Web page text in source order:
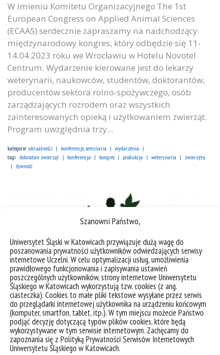
Szanowni Państwo,
Uniwersytet Śląski w Katowicach przywiązuje dużą wagę do
poszanowania prywatności użytkowników odwiedzających serwisy
internetowe Uczelni. W celu optymalizacji usług, umożliwienia
prawidłowego funkcjonowania i zapisywania ustawień
poszczególnych użytkowników, strony internetowe Uniwersytetu
Śląskiego w Katowicach wykorzystują tzw. cookies (z ang.
ciasteczka). Cookies to małe pliki tekstowe wysyłane przez serwis
do przeglądarki internetowej użytkownika na urządzeniu końcowym
(komputer, smartfon, tablet, itp.). W tym miejscu możecie Państwo
podjąć decyzję dotyczącą typów plików cookies, które będą
wykorzystywane w tym serwisie internetowym. Zachęcamy do
zapoznania się z Polityką Prywatności Serwisów Internetowych
Uniwersytetu Śląskiego w Katowicach.
W imieniu Komitetu Organizacyjnego The 1st
European Congress on Applied Animal Sciences
(ECAAS) serdecznie zapraszamy na nadchodzący
międzynarodowy kongres, który odbędzie się 11-
14.04.2023 roku we Wrocławiu w Hotelu Novotel
Centrum. Wydarzenie kierowane jest do lekarzy
weterynarii, naukowców, studentów, doktorantów,
producentów sektora rolno-spożywczego, osób
zarządzających rozrodem oraz wszystkich
zainteresowanych opieką i użytkowaniem zwierząt.
Program uwzględnia trzy...
kategorie: aktualności konferencje, seminaria
wydarzenia
tagi : dobrostan zwierząt konferencja kongres produkcja weterynaria
zwierzęta
żywność
XI Konferencja Adeptów Fizjologii pt. „Adepci Fizjologii –
Łączy Nas Pasja”